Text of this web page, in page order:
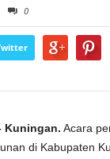
0
Kuningan. Acara
di Kabupaten